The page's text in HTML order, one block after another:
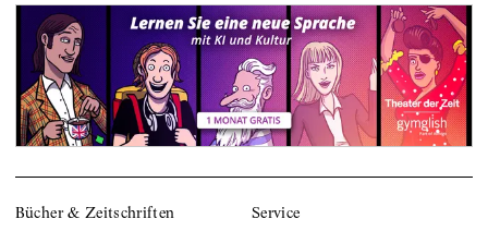
Bücher & Zeitschriften Service